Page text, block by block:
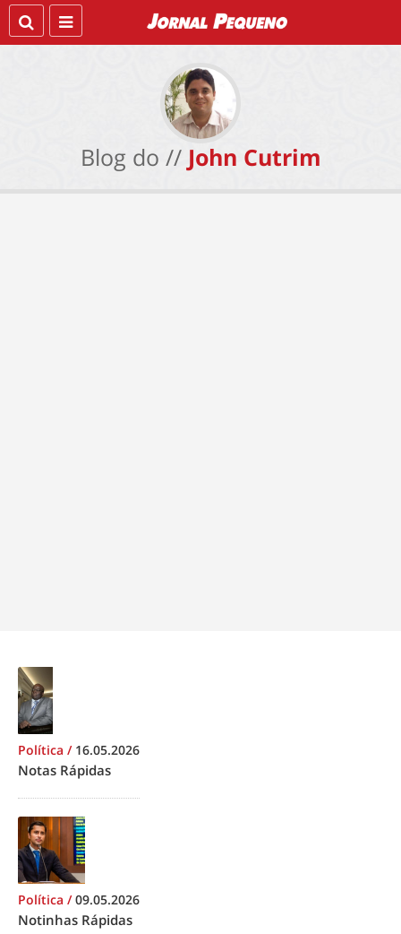
Blog do // John Cutrim
Política / 16.05.2026
Notas Rápidas
Política /09.05.2026
Notinhas Rápidas